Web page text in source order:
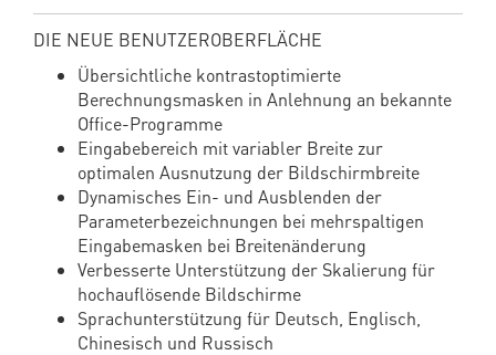
DIE NEUE BENUTZEROBERFLÄCHE
Übersichtliche kontrastoptimierte
Berechnungsmasken in Anlehnung an bekannte
Office-Programme
Eingabebereich mit variabler Breite zur
optimalen Ausnutzung der Bildschirmbreite
Dynamisches Ein- und Ausblenden der
Parameterbezeichnungen bei mehrspaltigen
Eingabemasken bei Breitenänderung
Verbesserte Unterstützung der Skalierung für
hochauflösende Bildschirme
Sprachunterstützung für Deutsch, Englisch,
Chinesisch und Russisch